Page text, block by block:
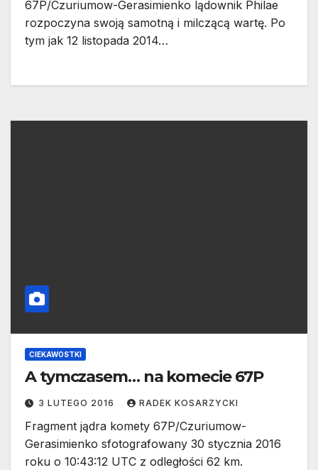
67P/Czuriumow-Gerasimienko lądownik Philae
rozpoczyna swoją samotną i milczącą wartę. Po
tym jak 12 listopada 2014…
CIEKAWOSTKI
A tymczasem… na komecie 67P
3 LUTEGO 2016 RADEK KOSARZYCKI
Fragment jądra komety 67P/Czuriumow-
Gerasimienko sfotografowany 30 stycznia 2016
roku o 10:43:12 UTC z odległości 62 km.